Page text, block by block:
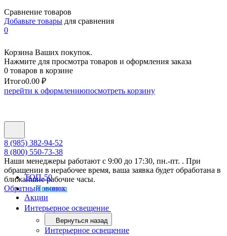
Сравнение товаров
Добавьте товары для сравнения
0
Корзина Ваших покупок.
Нажмите для просмотра товаров и оформления заказа
0 товаров в корзине
Итого0.00 ₽
перейти к оформлениюпосмотреть корзину
8 (985) 382-94-52
8 (800) 550-73-38
Наши менеджеры работают с 9:00 до 17:30, пн.-пт. . При
обращении в нерабочее время, ваша заявка будет обработана в
ближайшие рабочие часы.
Обратный звонок
ТОП-50
Новинки
Акции
Интерьерное освещение
Вернуться назад
Интерьерное освещение